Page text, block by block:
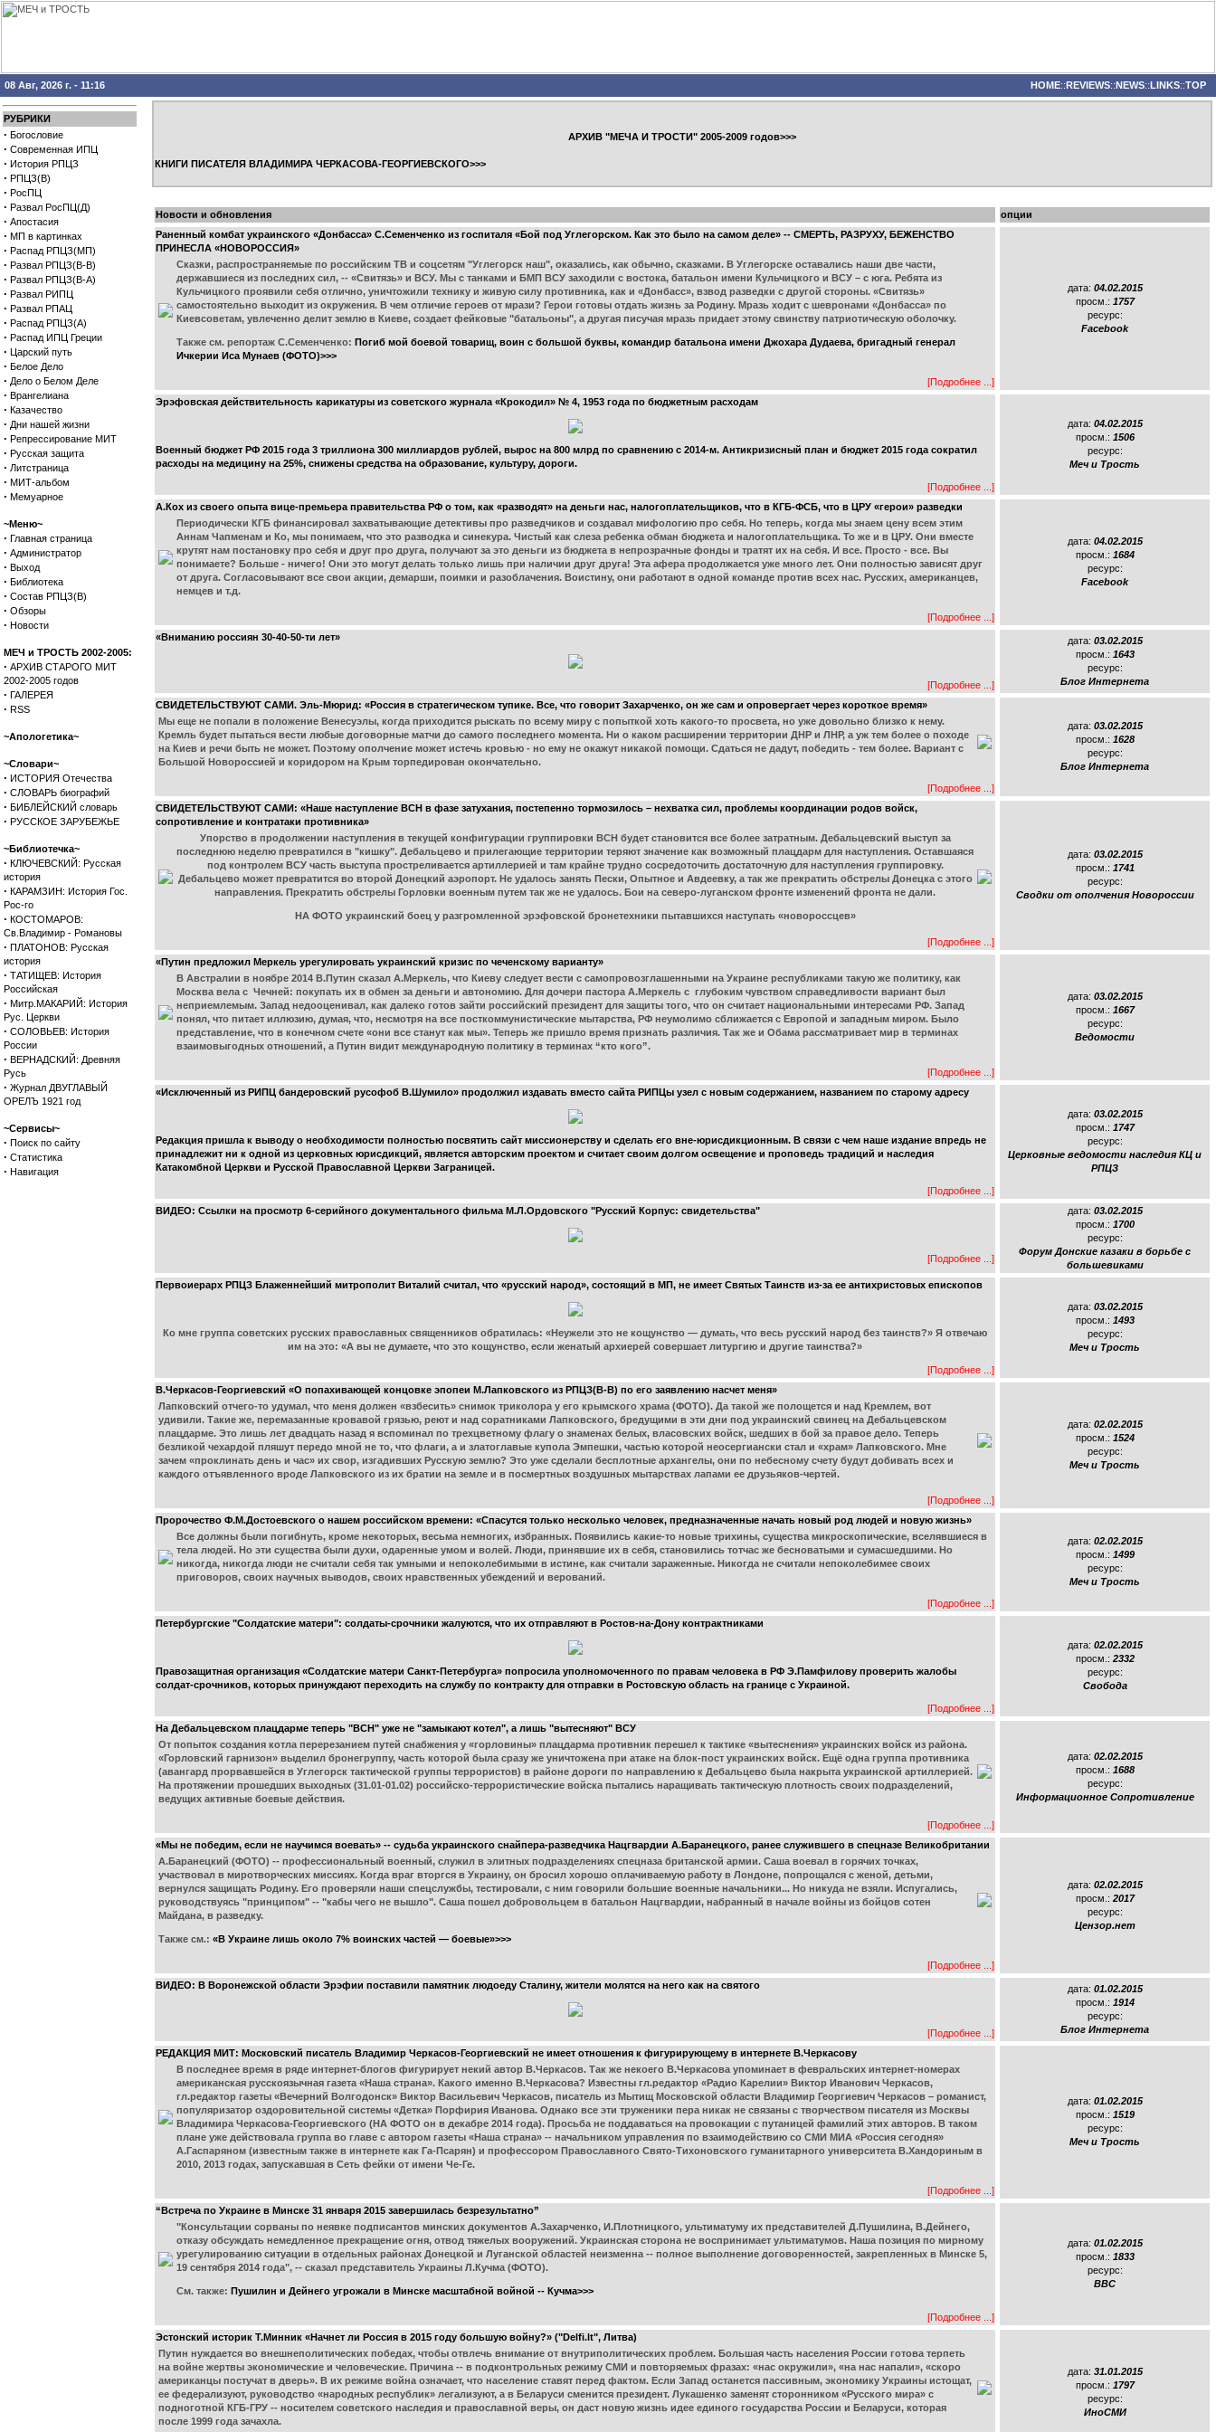
08 Авг, 2026 г. - 11:16 HOME::REVIEWS::NEWS::LINKS::TOP
РУБРИКИ
· Богословие
· Современная ИПЦ
· История РПЦЗ
· РПЦЗ(В)
· РосПЦ
· Развал РосПЦ(Д)
· Апостасия
· МП в картинках
· Распад РПЦЗ(МП)
· Развал РПЦЗ(В-В)
· Развал РПЦЗ(В-А)
· Развал РИПЦ
· Развал РПАЦ
· Распад РПЦЗ(А)
· Распад ИПЦ Греции
· Царский путь
· Белое Дело
· Дело о Белом Деле
· Врангелиана
· Казачество
· Дни нашей жизни
· Репрессирование МИТ
· Русская защита
· Литстраница
· МИТ-альбом
· Мемуарное
~Меню~
· Главная страница
· Администратор
· Выход
· Библиотека
· Состав РПЦЗ(В)
· Обзоры
· Новости
МЕЧ и ТРОСТЬ 2002-2005:
· АРХИВ СТАРОГО МИТ
2002-2005 годов
· ГАЛЕРЕЯ
· RSS
~Апологетика~
~Словари~
· ИСТОРИЯ Отечества
· СЛОВАРЬ биографий
· БИБЛЕЙСКИЙ словарь
· РУССКОЕ ЗАРУБЕЖЬЕ
~Библиотечка~
· КЛЮЧЕВСКИЙ: Русская
история
· КАРАМЗИН: История Гос.
Рос-го
· КОСТОМАРОВ:
Св.Владимир - Романовы
· ПЛАТОНОВ: Русская
история
· ТАТИЩЕВ: История
Российская
· Митр.МАКАРИЙ: История
Рус. Церкви
· СОЛОВЬЕВ: История
России
· ВЕРНАДСКИЙ: Древняя
Русь
· Журнал ДВУГЛАВЫЙ
ОРЕЛЪ 1921 год
~Сервисы~
· Поиск по сайту
· Статистика
· Навигация
АРХИВ "МЕЧА И ТРОСТИ" 2005-2009 годов>>>
КНИГИ ПИСАТЕЛЯ ВЛАДИМИРА ЧЕРКАСОВА-ГЕОРГИЕВСКОГО>>>
Новости и обновления
опции
Раненный комбат украинского «Донбасса» С.Семенченко из госпиталя «Бой под Углегорском. Как это было на самом деле» -- СМЕРТЬ, РАЗРУХУ, БЕЖЕНСТВО
ПРИНЕСЛА «НОВОРОССИЯ»
Сказки, распространяемые по российским ТВ и соцсетям "Углегорск наш", оказались, как обычно, сказками. В Углегорске оставались наши две части,
державшиеся из последних сил, -- «Свитязь» и ВСУ. Мы с танками и БМП ВСУ заходили с востока, батальон имени Кульчицкого и ВСУ – с юга. Ребята из
Кульчицкого проявили себя отлично, уничтожили технику и живую силу противника, как и «Донбасс», взвод разведки с другой стороны. «Свитязь»
самостоятельно выходит из окружения. В чем отличие героев от мрази? Герои готовы отдать жизнь за Родину. Мразь ходит с шевронами «Донбасса» по
Киевсоветам, увлеченно делит землю в Киеве, создает фейковые "батальоны", а другая писучая мразь придает этому свинству патриотическую оболочку.
Также см. репортаж С.Семенченко: Погиб мой боевой товарищ, воин с большой буквы, командир батальона имени Джохара Дудаева, бригадный генерал
Ичкерии Иса Мунаев (ФОТО)>>>
[Подробнее ...]
дата: 04.02.2015
просм.: 1757
ресурс:
Facebook
Эрэфовская действительность карикатуры из советского журнала «Крокодил» № 4, 1953 года по бюджетным расходам
Военный бюджет РФ 2015 года 3 триллиона 300 миллиардов рублей, вырос на 800 млрд по сравнению с 2014-м. Антикризисный план и бюджет 2015 года сократил
расходы на медицину на 25%, снижены средства на образование, культуру, дороги.
[Подробнее ...]
дата: 04.02.2015
просм.: 1506
ресурс:
Меч и Трость
А.Кох из своего опыта вице-премьера правительства РФ о том, как «разводят» на деньги нас, налогоплательщиков, что в КГБ-ФСБ, что в ЦРУ «герои» разведки
Периодически КГБ финансировал захватывающие детективы про разведчиков и создавал мифологию про себя. Но теперь, когда мы знаем цену всем этим
Аннам Чапменам и Ко, мы понимаем, что это разводка и синекура. Чистый как слеза ребенка обман бюджета и налогоплательщика. То же и в ЦРУ. Они вместе
крутят нам постановку про себя и друг про друга, получают за это деньги из бюджета в непрозрачные фонды и тратят их на себя. И все. Просто - все. Вы
понимаете? Больше - ничего! Они это могут делать только лишь при наличии друг друга! Эта афера продолжается уже много лет. Они полностью зависят друг
от друга. Согласовывают все свои акции, демарши, поимки и разоблачения. Воистину, они работают в одной команде против всех нас. Русских, американцев,
немцев и т.д.
[Подробнее ...]
дата: 04.02.2015
просм.: 1684
ресурс:
Facebook
«Вниманию россиян 30-40-50-ти лет»
[Подробнее ...]
дата: 03.02.2015
просм.: 1643
ресурс:
Блог Интернета
СВИДЕТЕЛЬСТВУЮТ САМИ. Эль-Мюрид: «Россия в стратегическом тупике. Все, что говорит Захарченко, он же сам и опровергает через короткое время»
Мы еще не попали в положение Венесуэлы, когда приходится рыскать по всему миру с попыткой хоть какого-то просвета, но уже довольно близко к нему.
Кремль будет пытаться вести любые договорные матчи до самого последнего момента. Ни о каком расширении территории ДНР и ЛНР, а уж тем более о походе
на Киев и речи быть не может. Поэтому ополчение может истечь кровью - но ему не окажут никакой помощи. Сдаться не дадут, победить - тем более. Вариант с
Большой Новороссией и коридором на Крым торпедирован окончательно.
[Подробнее ...]
дата: 03.02.2015
просм.: 1628
ресурс:
Блог Интернета
СВИДЕТЕЛЬСТВУЮТ САМИ: «Наше наступление ВСН в фазе затухания, постепенно тормозилось – нехватка сил, проблемы координации родов войск,
сопротивление и контратаки противника»
Упорство в продолжении наступления в текущей конфигурации группировки ВСН будет становится все более затратным. Дебальцевский выступ за
последнюю неделю превратился в "кишку". Дебальцево и прилегающие территории теряют значение как возможный плацдарм для наступления. Оставшаяся
под контролем ВСУ часть выступа простреливается артиллерией и там крайне трудно сосредоточить достаточную для наступления группировку.
Дебальцево может превратится во второй Донецкий аэропорт. Не удалось занять Пески, Опытное и Авдеевку, а так же прекратить обстрелы Донецка с этого
направления. Прекратить обстрелы Горловки военным путем так же не удалось. Бои на северо-луганском фронте изменений фронта не дали.
НА ФОТО украинский боец у разгромленной эрэфовской бронетехники пытавшихся наступать «новороссцев»
[Подробнее ...]
дата: 03.02.2015
просм.: 1741
ресурс:
Сводки от ополчения Новороссии
«Путин предложил Меркель урегулировать украинский кризис по чеченскому варианту»
В Австралии в ноябре 2014 В.Путин сказал А.Меркель, что Киеву следует вести с самопровозглашенными на Украине республиками такую же политику, как
Москва вела с Чечней: покупать их в обмен за деньги и автономию. Для дочери пастора А.Меркель с глубоким чувством справедливости вариант был
неприемлемым. Запад недооценивал, как далеко готов зайти российский президент для защиты того, что он считает национальными интересами РФ. Запад
понял, что питает иллюзию, думая, что, несмотря на все посткоммунистические мытарства, РФ неумолимо сближается с Европой и западным миром. Было
представление, что в конечном счете «они все станут как мы». Теперь же пришло время признать различия. Так же и Обама рассматривает мир в терминах
взаимовыгодных отношений, а Путин видит международную политику в терминах “кто кого”.
[Подробнее ...]
дата: 03.02.2015
просм.: 1667
ресурс:
Ведомости
«Исключенный из РИПЦ бандеровский русофоб В.Шумило» продолжил издавать вместо сайта РИПЦы узел с новым содержанием, названием по старому адресу
Редакция пришла к выводу о необходимости полностью посвятить сайт миссионерству и сделать его вне-юрисдикционным. В связи с чем наше издание впредь не
принадлежит ни к одной из церковных юрисдикций, является авторским проектом и считает своим долгом освещение и проповедь традиций и наследия
Катакомбной Церкви и Русской Православной Церкви Заграницей.
[Подробнее ...]
дата: 03.02.2015
просм.: 1747
ресурс:
Церковные ведомости наследия КЦ и
РПЦЗ
ВИДЕО: Ссылки на просмотр 6-серийного документального фильма М.Л.Ордовского "Русский Корпус: свидетельства"
[Подробнее ...]
дата: 03.02.2015
просм.: 1700
ресурс:
Форум Донские казаки в борьбе с
большевиками
Первоиерарх РПЦЗ Блаженнейший митрополит Виталий считал, что «русский народ», состоящий в МП, не имеет Святых Таинств из-за ее антихристовых епископов
Ко мне группа советских русских православных священников обратилась: «Неужели это не кощунство — думать, что весь русский народ без таинств?» Я отвечаю
им на это: «А вы не думаете, что это кощунство, если женатый архиерей совершает литургию и другие таинства?»
[Подробнее ...]
дата: 03.02.2015
просм.: 1493
ресурс:
Меч и Трость
В.Черкасов-Георгиевский «О попахивающей концовке эпопеи М.Лапковского из РПЦЗ(В-В) по его заявлению насчет меня»
Лапковский отчего-то удумал, что меня должен «взбесить» снимок триколора у его крымского храма (ФОТО). Да такой же полощется и над Кремлем, вот
удивили. Такие же, перемазанные кровавой грязью, реют и над соратниками Лапковского, бредущими в эти дни под украинский свинец на Дебальцевском
плацдарме. Это лишь лет двадцать назад я вспоминал по трехцветному флагу о знаменах белых, власовских войск, шедших в бой за правое дело. Теперь
безликой чехардой пляшут передо мной не то, что флаги, а и златоглавые купола Эмпешки, частью которой неосергиански стал и «храм» Лапковского. Мне
зачем «проклинать день и час» их свор, изгадивших Русскую землю? Это уже сделали бесплотные архангелы, они по небесному счету будут добивать всех и
каждого отъявленного вроде Лапковского из их братии на земле и в посмертных воздушных мытарствах лапами ее друзьяков-чертей.
[Подробнее ...]
дата: 02.02.2015
просм.: 1524
ресурс:
Меч и Трость
Пророчество Ф.М.Достоевского о нашем российском времени: «Спасутся только несколько человек, предназначенные начать новый род людей и новую жизнь»
Все должны были погибнуть, кроме некоторых, весьма немногих, избранных. Появились какие-то новые трихины, существа микроскопические, вселявшиеся в
тела людей. Но эти существа были духи, одаренные умом и волей. Люди, принявшие их в себя, становились тотчас же бесноватыми и сумасшедшими. Но
никогда, никогда люди не считали себя так умными и непоколебимыми в истине, как считали зараженные. Никогда не считали непоколебимее своих
приговоров, своих научных выводов, своих нравственных убеждений и верований.
[Подробнее ...]
дата: 02.02.2015
просм.: 1499
ресурс:
Меч и Трость
Петербургские "Солдатские матери": солдаты-срочники жалуются, что их отправляют в Ростов-на-Дону контрактниками
Правозащитная организация «Солдатские матери Санкт-Петербурга» попросила уполномоченного по правам человека в РФ Э.Памфилову проверить жалобы
солдат-срочников, которых принуждают переходить на службу по контракту для отправки в Ростовскую область на границе с Украиной.
[Подробнее ...]
дата: 02.02.2015
просм.: 2332
ресурс:
Свобода
На Дебальцевском плацдарме теперь "ВСН" уже не "замыкают котел", а лишь "вытесняют" ВСУ
От попыток создания котла перерезанием путей снабжения у «горловины» плацдарма противник перешел к тактике «вытеснения» украинских войск из района.
«Горловский гарнизон» выделил бронегруппу, часть которой была сразу же уничтожена при атаке на блок-пост украинских войск. Ещё одна группа противника
(авангард прорвавшейся в Углегорск тактической группы террористов) в районе дороги по направлению к Дебальцево была накрыта украинской артиллерией.
На протяжении прошедших выходных (31.01-01.02) российско-террористические войска пытались наращивать тактическую плотность своих подразделений,
ведущих активные боевые действия.
[Подробнее ...]
дата: 02.02.2015
просм.: 1688
ресурс:
Информационное Сопротивление
«Мы не победим, если не научимся воевать» -- судьба украинского снайпера-разведчика Нацгвардии А.Баранецкого, ранее служившего в спецназе Великобритании
А.Баранецкий (ФОТО) -- профессиональный военный, служил в элитных подразделениях спецназа британской армии. Саша воевал в горячих точках,
участвовал в миротворческих миссиях. Когда враг вторгся в Украину, он бросил хорошо оплачиваемую работу в Лондоне, попрощался с женой, детьми,
вернулся защищать Родину. Его проверяли наши спецслужбы, тестировали, с ним говорили большие военные начальники... Но никуда не взяли. Испугались,
руководствуясь "принципом" -- "кабы чего не вышло". Саша пошел добровольцем в батальон Нацгвардии, набранный в начале войны из бойцов сотен
Майдана, в разведку.
Также см.: «В Украине лишь около 7% воинских частей — боевые»>>>
[Подробнее ...]
дата: 02.02.2015
просм.: 2017
ресурс:
Цензор.нет
ВИДЕО: В Воронежской области Эрэфии поставили памятник людоеду Сталину, жители молятся на него как на святого
[Подробнее ...]
дата: 01.02.2015
просм.: 1914
ресурс:
Блог Интернета
РЕДАКЦИЯ МИТ: Московский писатель Владимир Черкасов-Георгиевский не имеет отношения к фигурирующему в интернете В.Черкасову
В последнее время в ряде интернет-блогов фигурирует некий автор В.Черкасов. Так же некоего В.Черкасова упоминает в февральских интернет-номерах
американская русскоязычная газета «Наша страна». Какого именно В.Черкасова? Известны гл.редактор «Радио Карелии» Виктор Иванович Черкасов,
гл.редактор газеты «Вечерний Волгодонск» Виктор Васильевич Черкасов, писатель из Мытищ Московской области Владимир Георгиевич Черкасов – романист,
популяризатор оздоровительной системы «Детка» Порфирия Иванова. Однако все эти труженики пера никак не связаны с творчеством писателя из Москвы
Владимира Черкасова-Георгиевского (НА ФОТО он в декабре 2014 года). Просьба не поддаваться на провокации с путаницей фамилий этих авторов. В таком
плане уже действовала группа во главе с автором газеты «Наша страна» -- начальником управления по взаимодействию со СМИ МИА «Россия сегодня»
А.Гаспаряном (известным также в интернете как Га-Псарян) и профессором Православного Свято-Тихоновского гуманитарного университета В.Хандориным в
2010, 2013 годах, запускавшая в Сеть фейки от имени Че-Ге.
[Подробнее ...]
дата: 01.02.2015
просм.: 1519
ресурс:
Меч и Трость
“Встреча по Украине в Минске 31 января 2015 завершилась безрезультатно”
"Консультации сорваны по неявке подписантов минских документов А.Захарченко, И.Плотницкого, ультиматуму их представителей Д.Пушилина, В.Дейнего,
отказу обсуждать немедленное прекращение огня, отвод тяжелых вооружений. Украинская сторона не воспринимает ультиматумов. Наша позиция по мирному
урегулированию ситуации в отдельных районах Донецкой и Луганской областей неизменна -- полное выполнение договоренностей, закрепленных в Минске 5,
19 сентября 2014 года", -- сказал представитель Украины Л.Кучма (ФОТО).
См. также: Пушилин и Дейнего угрожали в Минске масштабной войной -- Кучма>>>
[Подробнее ...]
дата: 01.02.2015
просм.: 1833
ресурс:
BBC
Эстонский историк Т.Минник «Начнет ли Россия в 2015 году большую войну?» ("Delfi.lt", Литва)
Путин нуждается во внешнеполитических победах, чтобы отвлечь внимание от внутриполитических проблем. Большая часть населения России готова терпеть
на войне жертвы экономические и человеческие. Причина -- в подконтрольных режиму СМИ и повторяемых фразах: «нас окружили», «на нас напали», «скоро
американцы постучат в дверь». В их режиме война означает, что население ставят перед фактом. Если Запад останется пассивным, экономику Украины истощат,
ее федерализуют, руководство «народных республик» легализуют, а в Беларуси сменится президент. Лукашенко заменят сторонником «Русского мира» с
подноготной КГБ-ГРУ -- носителем советского наследия и православной веры, он даст новую жизнь идее единого государства России и Белapyси, которая
после 1999 года зачахла.
дата: 31.01.2015
просм.: 1797
ресурс:
ИноСМИ